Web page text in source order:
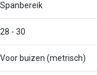
Spanbereik
28 - 30
Voor buizen (metrisch)